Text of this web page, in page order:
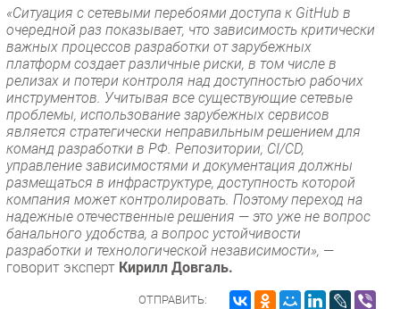
«Ситуация с сетевыми перебоями доступа к GitHub в
очередной раз показывает, что зависимость критически
важных процессов разработки от зарубежных
платформ создает различные риски, в том числе в
релизах и потери контроля над доступностью рабочих
инструментов. Учитывая все существующие сетевые
проблемы, использование зарубежных сервисов
является стратегически неправильным решением для
команд разработки в РФ. Репозитории, CI/CD,
управление зависимостями и документация должны
размещаться в инфраструктуре, доступность которой
компания может контролировать. Поэтому переход на
надежные отечественные решения — это уже не вопрос
банального удобства, а вопрос устойчивости
разработки и технологической независимости», —
говорит эксперт Кирилл Довгаль.
ОТПРАВИТЬ: